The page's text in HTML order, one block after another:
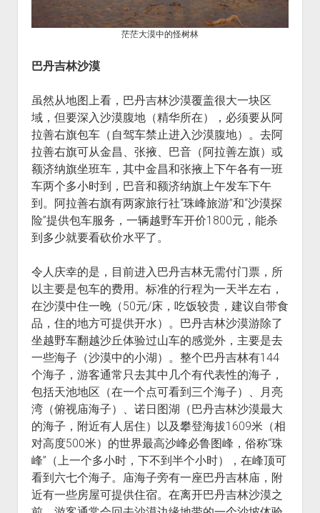
茫茫大漠中的怪树林
巴丹吉林沙漠
虽然从地图上看，巴丹吉林沙漠覆盖很大一块区
域，但要深入沙漠腹地（精华所在），必须要从阿
拉善右旗包车（自驾车禁止进入沙漠腹地）。去阿
拉善右旗可从金昌、张掖、巴音（阿拉善左旗）或
额济纳旗坐班车，其中金昌和张掖上下午各有一班
车两个多小时到，巴音和额济纳旗上午发车下午
到。阿拉善右旗有两家旅行社“珠峰旅游”和“沙漠探
险”提供包车服务，一辆越野车开价1800元，能杀
到多少就要看砍价水平了。
令人庆幸的是，目前进入巴丹吉林无需付门票，所
以主要是包车的费用。标准的行程为一天半左右，
在沙漠中住一晚（50元/床，吃饭较贵，建议自带食
品，住的地方可提供开水）。巴丹吉林沙漠游除了
坐越野车翻越沙丘体验过山车的感觉外，主要是去
一些海子（沙漠中的小湖）。整个巴丹吉林有144
个海子，游客通常只去其中几个有代表性的海子，
包括天池地区（在一个点可看到三个海子）、月亮
湾（俯视庙海子）、诺日图湖（巴丹吉林沙漠最大
的海子，附近有人居住）以及攀登海拔1609米（相
对高度500米）的世界最高沙峰必鲁图峰，俗称“珠
峰”（上一个多小时，下不到半个小时），在峰顶可
看到六七个海子。庙海子旁有一座巴丹吉林庙，附
近有一些房屋可提供住宿。在离开巴丹吉林沙漠之